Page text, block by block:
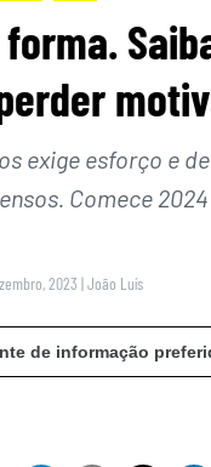
exige esforço e
Comece
2023 |João Luís
de informação